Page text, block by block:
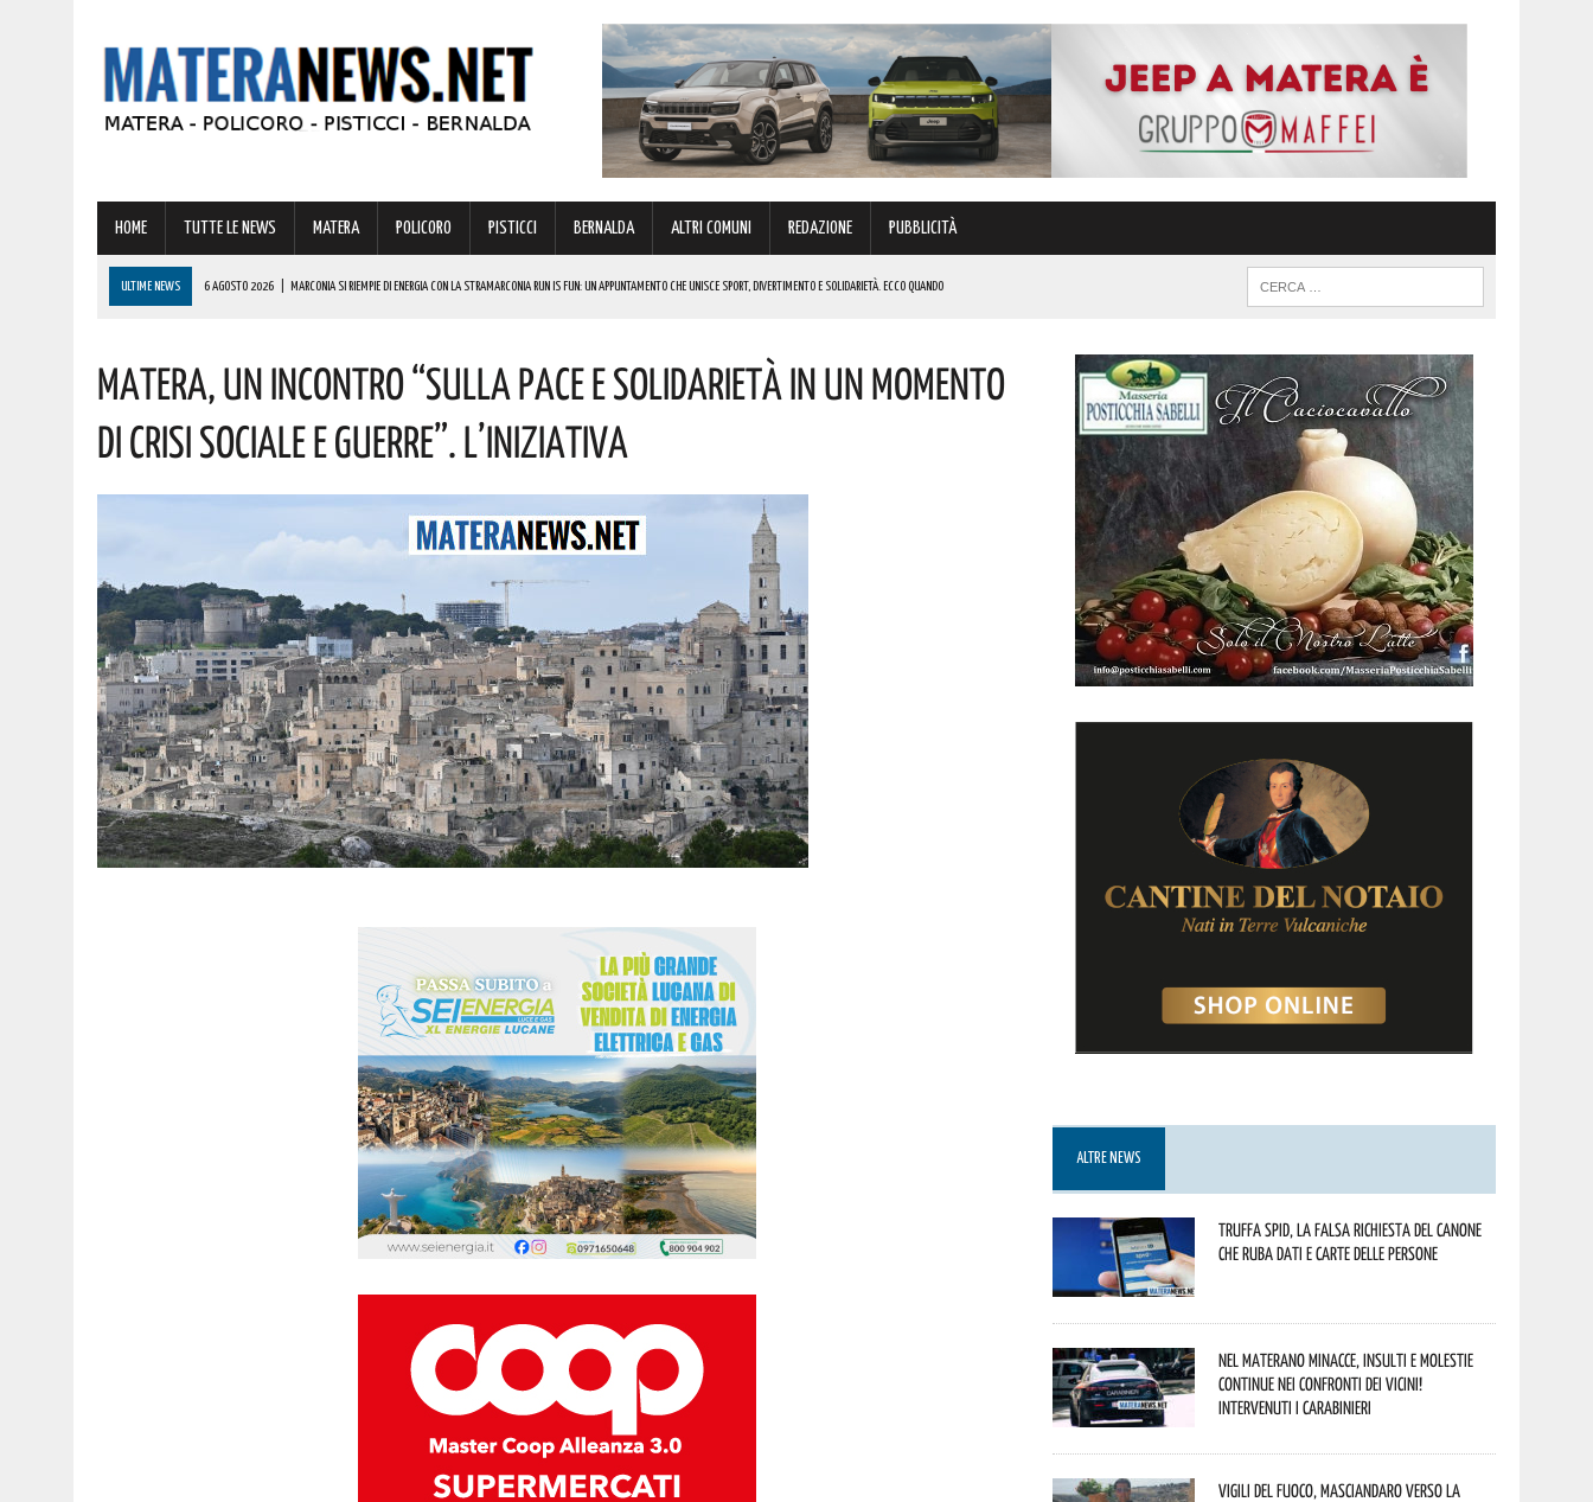
HOME TUTTE LE NEWS MATERA POLICORO PISTICCI BERNALDA ALTRI COMUNI REDAZIONE PUBBLICITÀ
ULTIME NEWS 6 AGOSTO 2026 BASILICATA: PER LE IMPRESE VIVAISTICHE FORESTALI UN NUOVO STRUMENTO DI SOSTEGNO AGLI INVESTIMENTI. I DETTAGLI
VALSINNI CELEBRA LA POETESSA ISABELLA MORRA CON DUE SPETTACOLI TEATRALI! ECCO LE DATE
6 AGOSTO 2026 A FERRANDINA NUOVE ROTONDE E SPARTITRAFFICO PER MIGLIORARE IL DECORO URBANO E LA SICUREZZA. QUESTI GLI INTERVENTI IN CORSO
6 AGOSTO 2026 MARCONIA SI RIEMPIE DI ENERGIA CON LA STRAMARCONIA RUN IS FUN: UN APPUNTAMENTO CHE UNISCE SPORT, DIVERTIMENTO E SOLIDARIETÀ. ECCO QUANDO
Matera, Un Incontro “sulla Pace E Solidarietà In Un Momento
Di Crisi Sociale E Guerre”. L’iniziativa
ALTRE NEWS
Truffa Spid, la falsa richiesta del canone
che ruba dati e carte delle persone
Nel materano minacce, insulti e molestie
continue nei confronti dei vicini!
Intervenuti i Carabinieri
Vigili del Fuoco, Masciandaro verso la